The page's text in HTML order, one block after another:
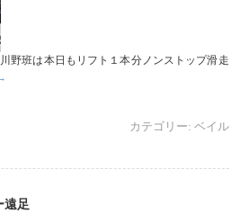
野班は本日もリフト１本分ノンストップ滑走
カテゴリー: ベイル
遠足